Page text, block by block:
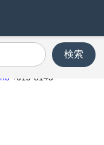
検索
615-8145